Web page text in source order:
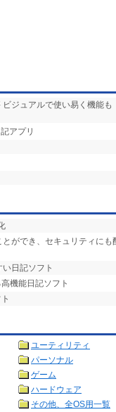
ジュアルで使い易く機能も
アプリ
ができ、セキュリティにも
日記ソフト
機能日記ソフト
ユーティリティ
パーソナル
ゲーム
ハードウェア
その他、全OS用一覧